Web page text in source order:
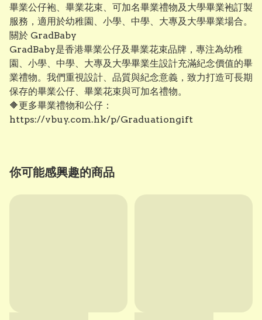
畢業公仔袍、畢業花束、可加名畢業禮物及大學畢業袍訂製
服務，適用於幼稚園、小學、中學、大專及大學畢業場合。
關於 GradBaby
GradBaby是香港畢業公仔及畢業花束品牌，專注為幼稚
園、小學、中學、大專及大學畢業生設計充滿紀念價值的畢
業禮物。我們重視設計、品質與紀念意義，致力打造可長期
保存的畢業公仔、畢業花束與可加名禮物。
🔶更多畢業禮物和公仔：
https://vbuy.com.hk/p/Graduationgift⁠
你可能感興趣的商品